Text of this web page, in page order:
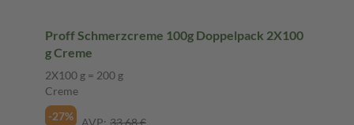
Proff Schmerzcreme 100g Doppelpack 2X100
g Creme
2X100 g = 200 g
Creme
-27%
AVP: 33,68 €